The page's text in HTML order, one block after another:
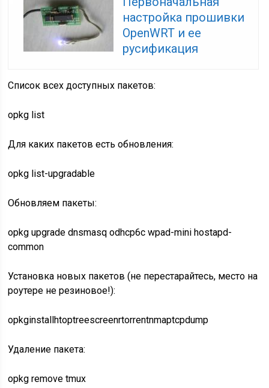
настройка прошивки
OpenWRT и ее
русификация
Список всех доступных пакетов:
opkg list
Для каких пакетов есть обновления:
opkg list-upgradable
Обновляем пакеты:
opkg upgrade dnsmasq odhcp6c wpad-mini hostapd-
common
Установка новых пакетов (не перестарайтесь, место на
роутере не резиновое!):
opkginstallhtoptreescreenrtorrentnmaptcpdump
Удаление пакета:
opkg removetmux